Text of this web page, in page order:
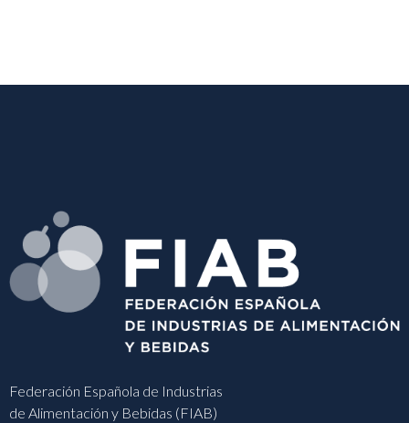
Federación Española de Industrias
de Alimentación y Bebidas (FIAB)